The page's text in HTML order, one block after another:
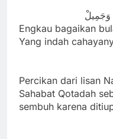
وَجَمِيلْ
Engkau bagaikan
Yang indah
Percikan dari lisan
Sahabat Qotadah
sembuh karena